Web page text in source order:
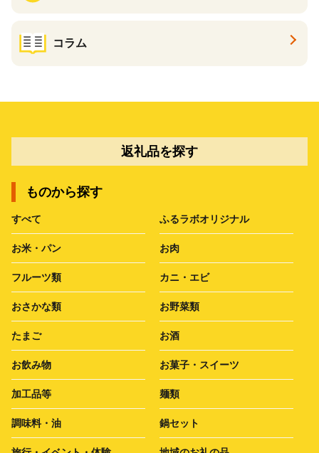
コラム
返礼品を探す
ものから探す
すべて ふるラボオリジナル
お米・パン お肉
フルーツ類 カニ・エビ
おさかな類 お野菜類
たまご お酒
お飲み物 お菓子・スイーツ
加工品等 麺類
調味料・油 鍋セット